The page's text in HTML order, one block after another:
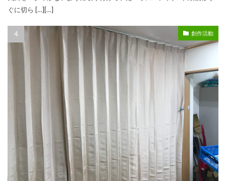
ぐに切ら […][…]
創作活動